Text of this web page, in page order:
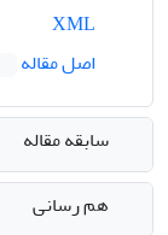
اصل مقاله
سابقه مقاله
هم رسانی